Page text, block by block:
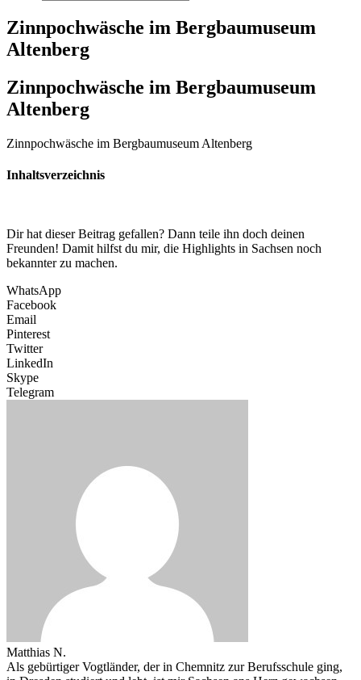
Zinnpochwäsche im Bergbaumuseum
Altenberg
Zinnpochwäsche im Bergbaumuseum
Altenberg
Zinnpochwäsche im Bergbaumuseum Altenberg
Inhaltsverzeichnis
Dir hat dieser Beitrag gefallen? Dann teile ihn doch deinen
Freunden! Damit hilfst du mir, die Highlights in Sachsen noch
bekannter zu machen.
WhatsApp
Facebook
Email
Pinterest
Twitter
LinkedIn
Skype
Telegram
Matthias N.
Als gebürtiger Vogtländer, der in Chemnitz zur Berufsschule ging,